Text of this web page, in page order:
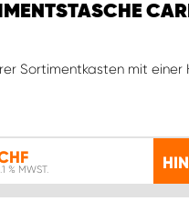
Sortimentkasten mit einer
% MWST.